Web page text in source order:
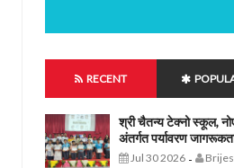
RECENT
श्री चैतन्य टेक्नो स्कूल,
अंतर्गत पर्यावरण
Jul 30 2026-